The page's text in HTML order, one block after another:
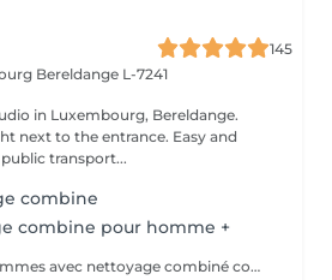
145
Bereldange L-7241
in Luxembourg, Bereldange.
next to the entrance. Easy and
transport...
combine
combine pour homme +
Soin du visage pour hommes avec nettoyage combiné comprenant nettoyage en profondeur, exfoliation, extraction des impuretés, purification de la peau et application d'un masque adapté au type de peau. Le soin aide à éliminer les points noirs, l'excès de sébum et les cellules mortes, tout en hydratant et apaisant la peau. Idéal pour nettoyer la peau en profondeur, améliorer son apparence et retrouver une peau fraîche, propre et soignée.